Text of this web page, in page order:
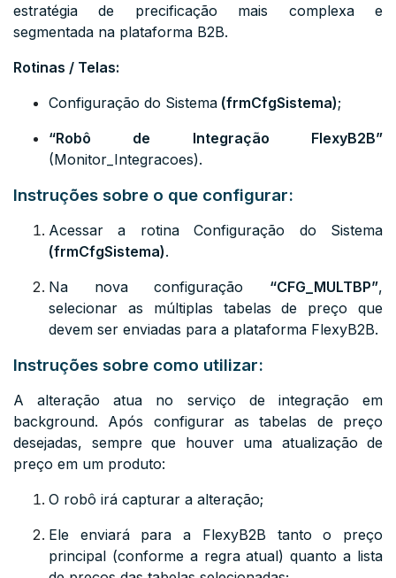
estratégia de precificação mais complexa e
segmentada na plataforma B2B.
Rotinas / Telas:
Configuração do Sistema (frmCfgSistema);
“Robô de Integração FlexyB2B”
(Monitor_Integracoes).
Instruções sobre o que configurar:
Acessar a rotina Configuração do Sistema
(frmCfgSistema).
Na nova configuração “CFG_MULTBP”,
selecionar as múltiplas tabelas de preço que
devem ser enviadas para a plataforma FlexyB2B.
Instruções sobre como utilizar:
A alteração atua no serviço de integração em
background. Após configurar as tabelas de preço
desejadas, sempre que houver uma atualização de
preço em um produto:
O robô irá capturar a alteração;
Ele enviará para a FlexyB2B tanto o preço
principal (conforme a regra atual) quanto a lista